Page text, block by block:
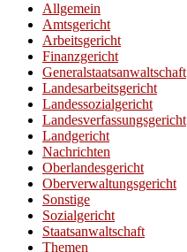
Allgemein
Amtsgericht
Arbeitsgericht
Finanzgericht
Generalstaatsanwaltschaft
Landesarbeitsgericht
Landessozialgericht
Landesverfassungsgericht
Landgericht
Nachrichten
Oberlandesgericht
Oberverwaltungsgericht
Sonstige
Sozialgericht
Staatsanwaltschaft
Themen